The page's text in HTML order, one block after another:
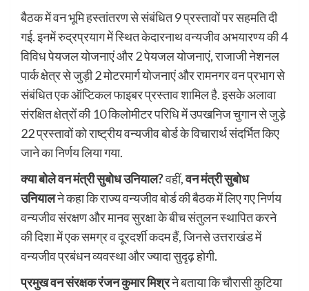
बैठक में वन भूमि हस्तांतरण से संबंधित 9 प्रस्तावों पर सहमति दी
गई. इनमें रुद्रप्रयाग में स्थित केदारनाथ वन्यजीव अभयारण्य की 4
विविध पेयजल योजनाएं और 2 पेयजल योजनाएं, राजाजी नेशनल
पार्क क्षेत्र से जुड़ी 2 मोटरमार्ग योजनाएं और रामनगर वन प्रभाग से
संबंधित एक ऑप्टिकल फाइबर प्रस्ताव शामिल है. इसके अलावा
संरक्षित क्षेत्रों की 10 किलोमीटर परिधि में उपखनिज चुगान से जुड़े
22 प्रस्तावों को राष्ट्रीय वन्यजीव बोर्ड के विचारार्थ संदर्भित किए
जाने का निर्णय लिया गया.
क्या बोले वन मंत्री सुबोध उनियाल?वहीं,वन मंत्री सुबोध
उनियालने कहा कि राज्य वन्यजीव बोर्ड की बैठक में लिए गए निर्णय
वन्यजीव संरक्षण और मानव सुरक्षा के बीच संतुलन स्थापित करने
की दिशा में एक समग्र व दूरदर्शी कदम हैं, जिनसे उत्तराखंड में
वन्यजीव प्रबंधन व्यवस्था और ज्यादा सुदृढ़ होगी.
प्रमुख वन संरक्षक रंजन कुमार मिश्रने बताया कि चौरासी कुटिया